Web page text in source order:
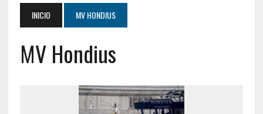
INICIO MV HONDIUS
MV Hondius